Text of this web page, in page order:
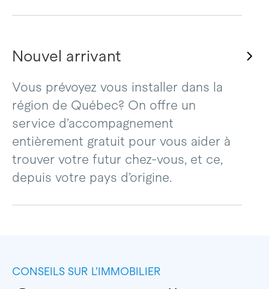
Nouvel arrivant
Vous prévoyez vous installer dans la
région de Québec? On offre un
service d’accompagnement
entièrement gratuit pour vous aider à
trouver votre futur chez-vous, et ce,
depuis votre pays d’origine.
CONSEILS SUR L’IMMOBILIER